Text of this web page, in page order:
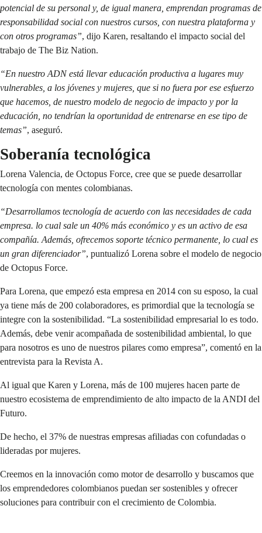
potencial de su personal y, de igual manera, emprendan programas de
responsabilidad social con nuestros cursos, con nuestra plataforma y
con otros programas”, dijo Karen, resaltando el impacto social del
trabajo de The Biz Nation.
“En nuestro ADN está llevar educación productiva a lugares muy
vulnerables, a los jóvenes y mujeres, que si no fuera por ese esfuerzo
que hacemos, de nuestro modelo de negocio de impacto y por la
educación, no tendrían la oportunidad de entrenarse en ese tipo de
temas”, aseguró.
Soberanía tecnológica
Lorena Valencia, de Octopus Force, cree que se puede desarrollar
tecnología con mentes colombianas.
“Desarrollamos tecnología de acuerdo con las necesidades de cada
empresa. lo cual sale un 40% más económico y es un activo de esa
compañía. Además, ofrecemos soporte técnico permanente, lo cual es
un gran diferenciador”, puntualizó Lorena sobre el modelo de negocio
de Octopus Force.
Para Lorena, que empezó esta empresa en 2014 con su esposo, la cual
ya tiene más de 200 colaboradores, es primordial que la tecnología se
integre con la sostenibilidad. “La sostenibilidad empresarial lo es todo.
Además, debe venir acompañada de sostenibilidad ambiental, lo que
para nosotros es uno de nuestros pilares como empresa”, comentó en la
entrevista para la Revista A.
Al igual que Karen y Lorena, más de 100 mujeres hacen parte de
nuestro ecosistema de emprendimiento de alto impacto de la ANDI del
Futuro.
De hecho, el 37% de nuestras empresas afiliadas con cofundadas o
lideradas por mujeres.
Creemos en la innovación como motor de desarrollo y buscamos que
los emprendedores colombianos puedan ser sostenibles y ofrecer
soluciones para contribuir con el crecimiento de Colombia.